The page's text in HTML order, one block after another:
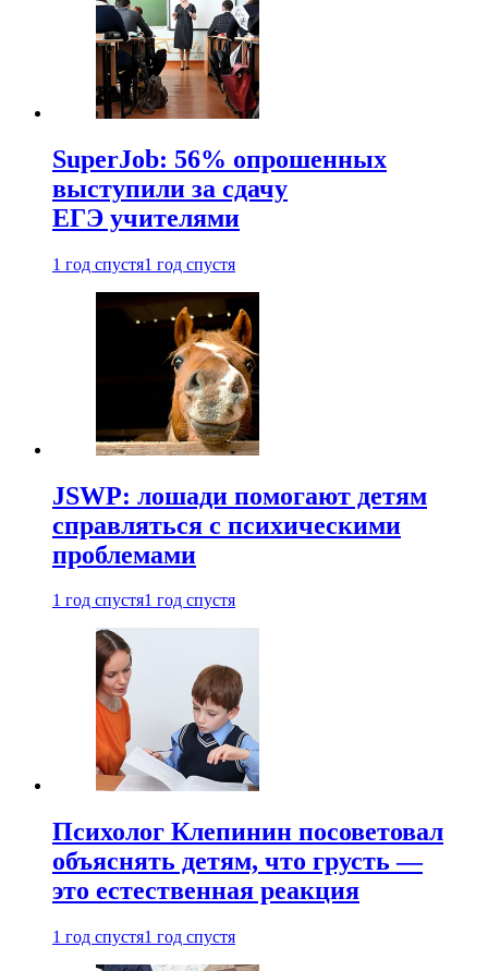
SuperJob: 56% опрошенных
выступили за сдачу
ЕГЭ учителями
1 год спустя1 год спустя
JSWP: лошади помогают детям
справляться с психическими
проблемами
1 год спустя1 год спустя
Психолог Клепинин посоветовал
объяснять детям, что грусть —
это естественная реакция
1 год спустя1 год спустя